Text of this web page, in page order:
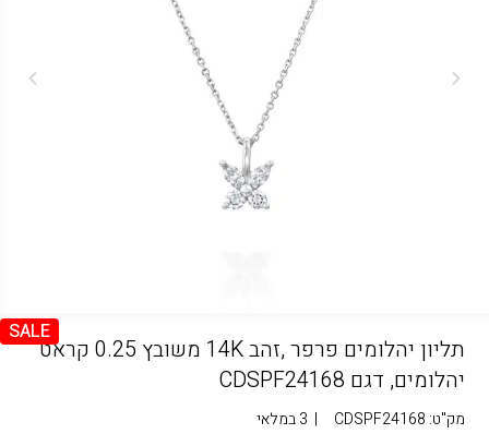
SALE
תליון יהלומים פרפר ,זהב 14K משובץ 0.25 קראט
יהלומים, דגם CDSPF24168
מק"ט: CDSPF24168
| 3 במלאי